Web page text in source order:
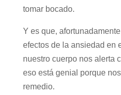
tomar bocado.
Y es que,
efectos de la ansiedad en
nuestro cuerpo nos alerta
eso está genial porque
remedio.